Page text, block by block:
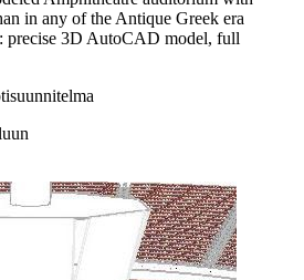
in any of the Antique Greek era
precise 3D AutoCAD model, full